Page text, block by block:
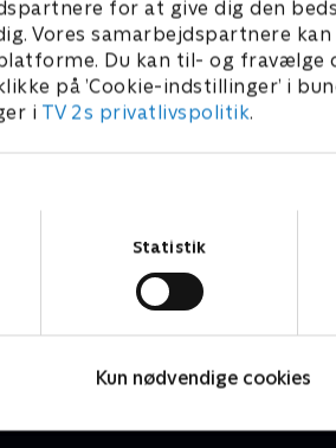
for at give dig den
Vores samarbejdspartnere
Du kan til- og fravælge
på ’Cookie-indstillinger’ i
i TV 2s privatlivspolitik.
Statistik
Kun nødvendige cookies
is og sne Jul